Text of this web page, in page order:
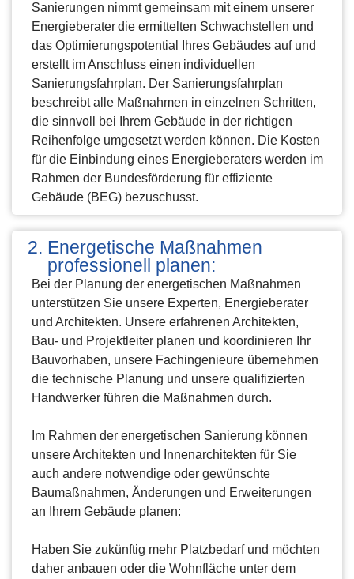
Sanierungen nimmt gemeinsam mit einem unserer
Energieberater die ermittelten Schwachstellen und
das Optimierungspotential Ihres Gebäudes auf und
erstellt im Anschluss einen individuellen
Sanierungsfahrplan. Der Sanierungsfahrplan
beschreibt alle Maßnahmen in einzelnen Schritten,
die sinnvoll bei Ihrem Gebäude in der richtigen
Reihenfolge umgesetzt werden können. Die Kosten
für die Einbindung eines Energieberaters werden im
Rahmen der Bundesförderung für effiziente
Gebäude (BEG) bezuschusst.
Energetische Maßnahmen
professionell planen:
Bei der Planung der energetischen Maßnahmen
unterstützen Sie unsere Experten, Energieberater
und Architekten. Unsere erfahrenen Architekten,
Bau- und Projektleiter planen und koordinieren Ihr
Bauvorhaben, unsere Fachingenieure übernehmen
die technische Planung und unsere qualifizierten
Handwerker führen die Maßnahmen durch.
Im Rahmen der energetischen Sanierung können
unsere Architekten und Innenarchitekten für Sie
auch andere notwendige oder gewünschte
Baumaßnahmen, Änderungen und Erweiterungen
an Ihrem Gebäude planen:
Haben Sie zukünftig mehr Platzbedarf und möchten
daher anbauen oder die Wohnfläche unter dem